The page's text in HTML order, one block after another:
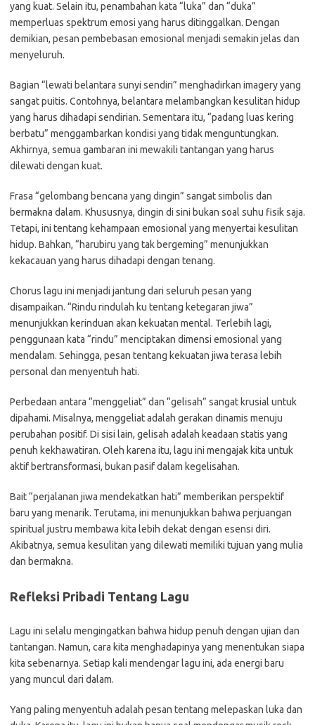
yang kuat. Selain itu, penambahan kata “luka” dan “duka”
memperluas spektrum emosi yang harus ditinggalkan. Dengan
demikian, pesan pembebasan emosional menjadi semakin jelas dan
menyeluruh.
Bagian “lewati belantara sunyi sendiri” menghadirkan imagery yang
sangat puitis. Contohnya, belantara melambangkan kesulitan hidup
yang harus dihadapi sendirian. Sementara itu, “padang luas kering
berbatu” menggambarkan kondisi yang tidak menguntungkan.
Akhirnya, semua gambaran ini mewakili tantangan yang harus
dilewati dengan kuat.
Frasa “gelombang bencana yang dingin” sangat simbolis dan
bermakna dalam. Khususnya, dingin di sini bukan soal suhu fisik saja.
Tetapi, ini tentang kehampaan emosional yang menyertai kesulitan
hidup. Bahkan, “harubiru yang tak bergeming” menunjukkan
kekacauan yang harus dihadapi dengan tenang.
Chorus lagu ini menjadi jantung dari seluruh pesan yang
disampaikan. “Rindu rindulah ku tentang ketegaran jiwa”
menunjukkan kerinduan akan kekuatan mental. Terlebih lagi,
penggunaan kata “rindu” menciptakan dimensi emosional yang
mendalam. Sehingga, pesan tentang kekuatan jiwa terasa lebih
personal dan menyentuh hati.
Perbedaan antara “menggeliat” dan “gelisah” sangat krusial untuk
dipahami. Misalnya, menggeliat adalah gerakan dinamis menuju
perubahan positif. Di sisi lain, gelisah adalah keadaan statis yang
penuh kekhawatiran. Oleh karena itu, lagu ini mengajak kita untuk
aktif bertransformasi, bukan pasif dalam kegelisahan.
Bait “perjalanan jiwa mendekatkan hati” memberikan perspektif
baru yang menarik. Terutama, ini menunjukkan bahwa perjuangan
spiritual justru membawa kita lebih dekat dengan esensi diri.
Akibatnya, semua kesulitan yang dilewati memiliki tujuan yang mulia
dan bermakna.
Refleksi Pribadi Tentang Lagu
Lagu ini selalu mengingatkan bahwa hidup penuh dengan ujian dan
tantangan. Namun, cara kita menghadapinya yang menentukan siapa
kita sebenarnya. Setiap kali mendengar lagu ini, ada energi baru
yang muncul dari dalam.
Yang paling menyentuh adalah pesan tentang melepaskan luka dan